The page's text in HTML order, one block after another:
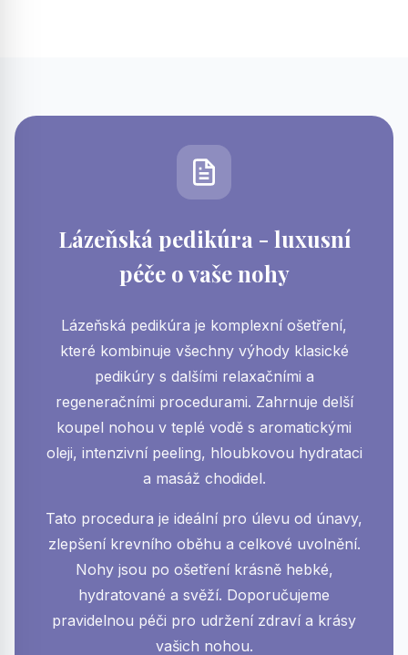
Lázeňská pedikúra - luxusní
péče o vaše nohy
Lázeňská pedikúra je komplexní ošetření,
které kombinuje všechny výhody klasické
pedikúry s dalšími relaxačními a
regeneračními procedurami. Zahrnuje delší
koupel nohou v teplé vodě s aromatickými
oleji, intenzivní peeling, hloubkovou hydrataci
a masáž chodidel.
Tato procedura je ideální pro úlevu od únavy,
zlepšení krevního oběhu a celkové uvolnění.
Nohy jsou po ošetření krásně hebké,
hydratované a svěží. Doporučujeme
pravidelnou péči pro udržení zdraví a krásy
vašich nohou.